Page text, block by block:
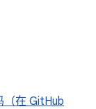
（在 GitHub